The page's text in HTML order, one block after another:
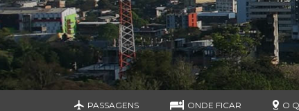
PASSAGENS ONDE FICAR O